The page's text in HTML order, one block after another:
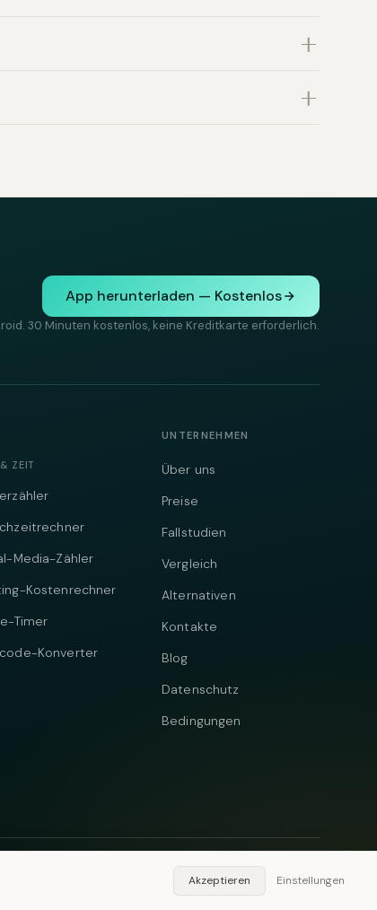
App herunterladen — Kostenlos
30 Minuten kostenlos, keine Kreditkarte erforderlich.
ZEIT
Media-Zähler
Kostenrechner
Timer
Konverter
UNTERNEHMEN
Über uns
Preise
Fallstudien
Vergleich
Alternativen
Kontakte
Blog
Datenschutz
Bedingungen
TelegramInstagram
Akzeptieren Einstellungen